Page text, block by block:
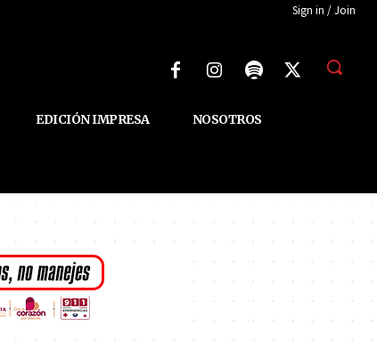
Sign in / Join
EDICIÓN IMPRESA NOSOTROS